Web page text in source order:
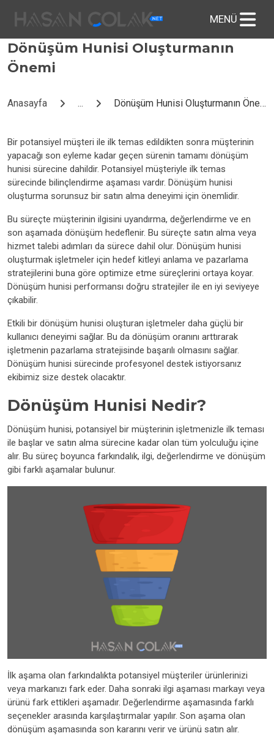
Dönüşüm Hunisi Oluşturmanın
Önemi
Anasayfa ... Dönüşüm Hunisi Oluşturmanın Önemi
Bir potansiyel müşteri ile ilk temas edildikten sonra müşterinin
yapacağı son eyleme kadar geçen sürenin tamamı dönüşüm
hunisi sürecine dahildir. Potansiyel müşteriyle ilk temas
sürecinde bilinçlendirme aşaması vardır. Dönüşüm hunisi
oluşturma sorunsuz bir satın alma deneyimi için önemlidir.
Bu süreçte müşterinin ilgisini uyandırma, değerlendirme ve en
son aşamada dönüşüm hedeflenir. Bu süreçte satın alma veya
hizmet talebi adımları da sürece dahil olur. Dönüşüm hunisi
oluşturmak işletmeler için hedef kitleyi anlama ve pazarlama
stratejilerini buna göre optimize etme süreçlerini ortaya koyar.
Dönüşüm hunisi performansı doğru stratejiler ile en iyi seviyeye
çıkabilir.
Etkili bir dönüşüm hunisi oluşturan işletmeler daha güçlü bir
kullanıcı deneyimi sağlar. Bu da dönüşüm oranını arttırarak
işletmenin pazarlama stratejisinde başarılı olmasını sağlar.
Dönüşüm hunisi sürecinde profesyonel destek istiyorsanız
ekibimiz size destek olacaktır.
Dönüşüm Hunisi Nedir?
Dönüşüm hunisi, potansiyel bir müşterinin işletmenizle ilk teması
ile başlar ve satın alma sürecine kadar olan tüm yolculuğu içine
alır. Bu süreç boyunca farkındalık, ilgi, değerlendirme ve dönüşüm
gibi farklı aşamalar bulunur.
İlk aşama olan farkındalıkta potansiyel müşteriler ürünlerinizi
veya markanızı fark eder. Daha sonraki ilgi aşaması markayı veya
ürünü fark ettikleri aşamadır. Değerlendirme aşamasında farklı
seçenekler arasında karşılaştırmalar yapılır. Son aşama olan
dönüşüm aşamasında son kararını verir ve ürünü satın alır.